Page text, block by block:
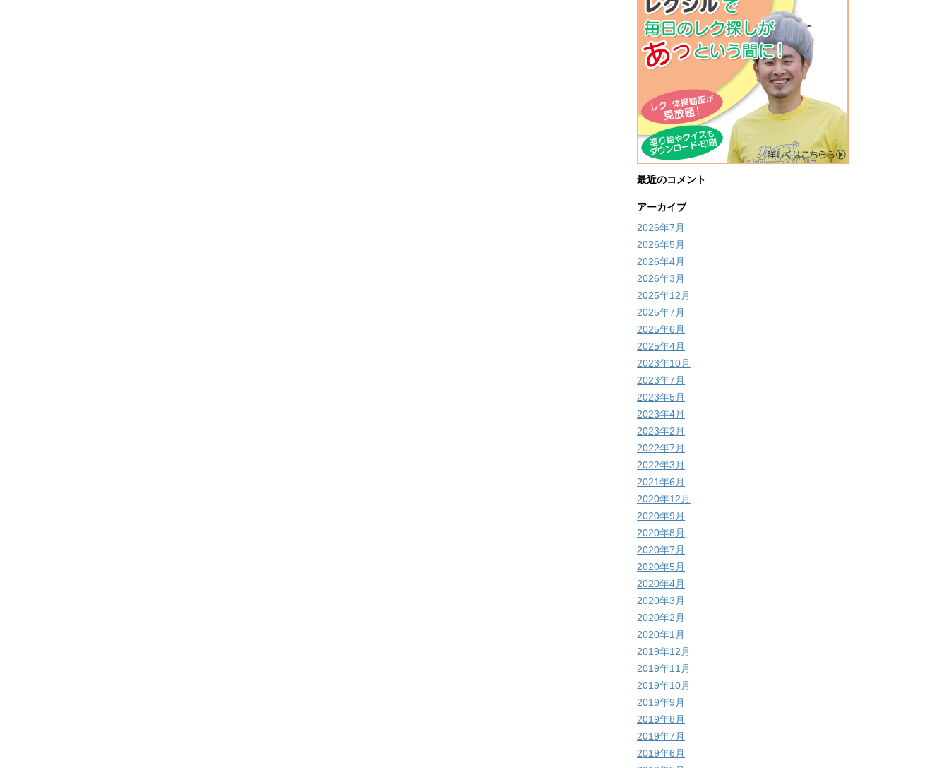
最近のコメント
アーカイブ
2026年7月
2026年5月
2026年4月
2026年3月
2025年12月
2025年7月
2025年6月
2025年4月
2023年10月
2023年7月
2023年5月
2023年4月
2023年2月
2022年7月
2022年3月
2021年6月
2020年12月
2020年9月
2020年8月
2020年7月
2020年5月
2020年4月
2020年3月
2020年2月
2020年1月
2019年12月
2019年11月
2019年10月
2019年9月
2019年8月
2019年7月
2019年6月